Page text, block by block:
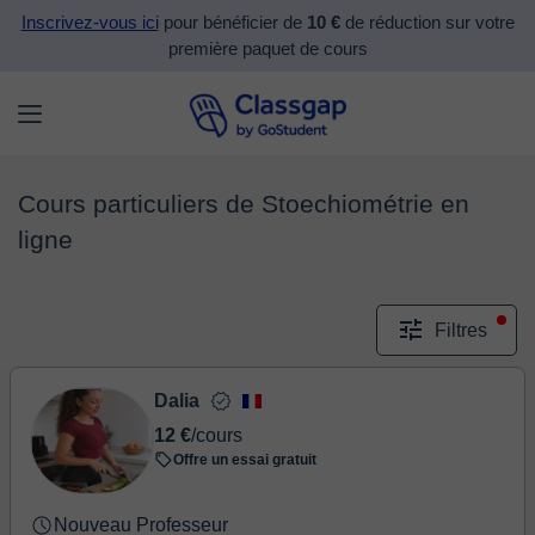
Inscrivez-vous icipour bénéficier de 10 €de réduction sur votre
première paquet de cours
Cours particuliers de Stoechiométrie en
ligne
Filtres
Dalia
12 €/cours
Offre un essai gratuit
Nouveau Professeur